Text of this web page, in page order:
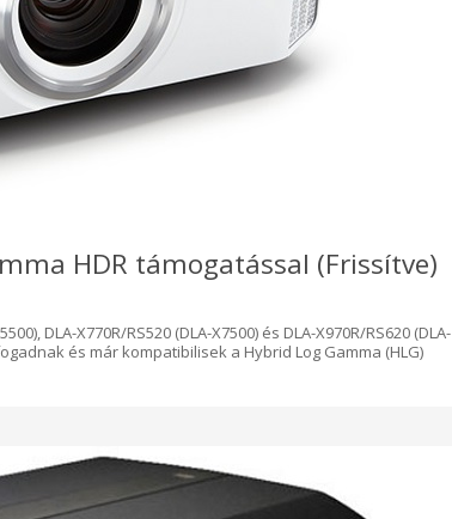
HDR támogatással (Frissítve)
DLA-X770R/RS520 (DLA-X7500) és DLA-X970R/RS620 (DLA-
és már kompatibilisek a Hybrid Log Gamma (HLG)